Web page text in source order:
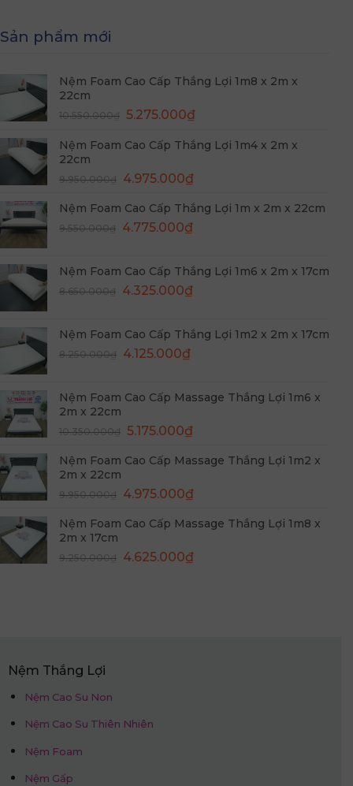
Sản phẩm mới
Nệm Foam Cao Cấp Thắng Lợi 1m8 x 2m x
22cm
10.550.000₫ Giá
là:
5.275.000₫Giá
tại
Nệm Foam Cao Cấp Thắng Lợi 1m4 x 2m x
22cm
9.950.000₫ Giá
là:
9.950.000₫.
4.975.000₫Giá
tại
là:
Nệm Foam Cao Cấp Thắng Lợi 1m x 2m x 22cm
9.550.000₫ Giá
9.550.000₫.
4.775.000₫Giá
là:
4.775.000₫.
Nệm Foam Cao Cấp Thắng Lợi 1m6 x 2m x 17cm
8.650.000₫ Giá
8.650.000₫.
4.325.000₫Giá
là:
Nệm Foam Cao Cấp Thắng Lợi 1m2 x 2m x 17cm
8.250.000₫ Giá
8.250.000₫.
4.125.000₫Giá
là:
Nệm Foam Cao Cấp Massage Thắng Lợi 1m6 x
2m x 22cm
10.350.000₫ Giá
là:
5.175.000₫Giá
tại
5.175.000₫.
Nệm Foam Cao Cấp Massage Thắng Lợi 1m2 x
2m x 22cm
9.950.000₫ Giá
là:
4.975.000₫Giá
tại
4.975.000₫.
Nệm Foam Cao Cấp Massage Thắng Lợi 1m8 x
2m x 17cm
9.250.000₫ Giá
4.625.000₫Giá
Nệm Thắng Lợi
Nệm Cao Su Non
Nệm Cao Su Thiên Nhiên
Nệm Foam
Nệm Gấp